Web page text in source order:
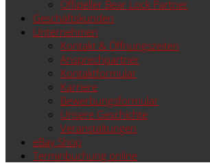
Offizieller Bear Lock Partner
Geschäftskunden
Unternehmen
Kontakt & Öffnungszeiten
Ansprechpartner
Kontaktformular
Karriere
Bewerbungsformular
Unsere Geschichte
Veranstaltungen
eBay Shop
Terminbuchung online